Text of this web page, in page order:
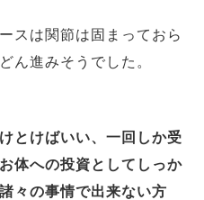
スは関節は固まっておら
ん進みそうでした。
とけばいい、一回しか受
体への投資としてしっか
々の事情で出来ない方